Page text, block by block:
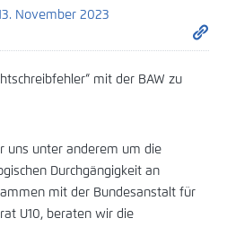
November 2023
mit der BAW zu
uns unter anderem um die
Durchgängigkeit an
mit der Bundesanstalt für
U10, beraten wir die